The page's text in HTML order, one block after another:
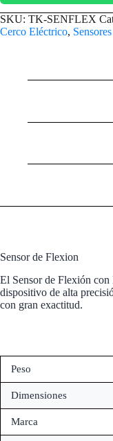
SKU: TK-SENFLEX
Cerco Eléctrico, Sensores
Sensor de Flexion
El Sensor de Flexión
dispositivo de alta
con gran exactitud.
Peso
Dimensiones
Marca